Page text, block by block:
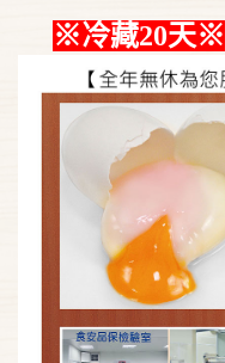
※冷藏20天※